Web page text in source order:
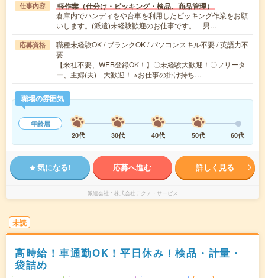
仕事内容 軽作業（仕分け・ピッキング・検品、商品管理）
倉庫内でハンディをや台車を利用したピッキング作業をお願
いします。(派遣)未経験歓迎のお仕事です。 男…
応募資格
職種未経験OK / ブランクOK / パソコンスキル不要 / 英語力不
要
【来社不要、WEB登録OK！】〇未経験大歓迎！〇フリータ
ー、主婦(夫) 大歓迎！ ※お仕事の掛け持ち…
職場の雰囲気
年齢層
20代
30代 40代 50代 60代
気になる! 応募へ進む 詳しく見る
派遣会社 株式会社テクノ・サービス
未読
高時給！車通勤OK！平日休み！検品・計量・
袋詰め